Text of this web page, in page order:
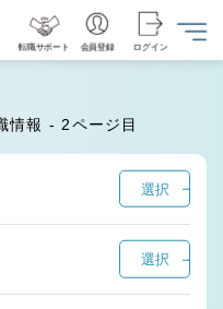
転職サポート 会員登録 ログイン
情報 - 2ページ目
選択
選択